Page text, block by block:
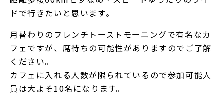
ドで行きたいと思います。
月替わりのフレンチトーストモーニングで有名なカ
フェですが、席待ちの可能性がありますのでご了解
ください。
カフェに入れる人数が限られているので参加可能人
員は大よそ10名になります。